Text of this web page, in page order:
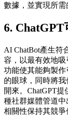
數據，並實現所需
6.
AI ChatBot產生符
容，以最有效地
功能使其能夠製
的眼球，同時將
開來。ChatGPT
種社群媒體管道
相關性保持其競爭